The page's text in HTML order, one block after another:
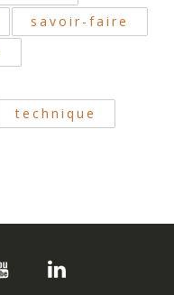
savoir-faire
technique